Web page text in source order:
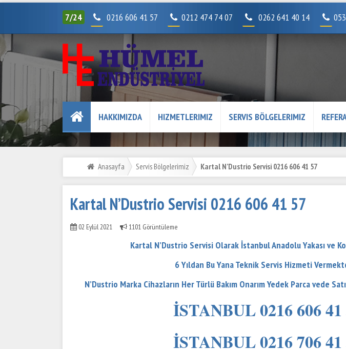
7/24 0216 606 41 57 0212 474 74 07 0262 641 40 14
HAKKIMIZDA HIZMETLERIMIZ SERVIS BÖLGELERIMIZ
Anasayfa Servis Bölgelerimiz Kartal N’Dustrio Servisi 0216 606 41 57
Kartal N’Dustrio Servisi 0216 606 41 57
02 Eylül 2021 1101 Görüntüleme
Kartal N’Dustrio Servisi Olarak İstanbul Anadolu Yakası ve
6 Yıldan Bu Yana Teknik Servis Hizmeti
N’Dustrio Marka Cihazların Her Türlü Bakım Onarım Yedek Parca vede
İSTANBUL 0216 606 41
İSTANBUL 0216 706 41